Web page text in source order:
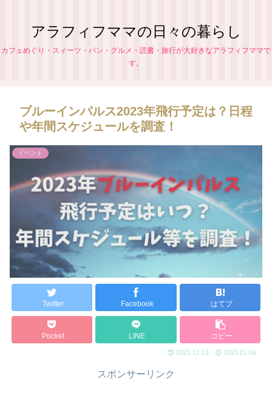
アラフィフママの日々の暮らし
カフェめぐり・スィーツ・パン・グルメ・読書・旅行が大好きなアラフィフママで
す。
ブルーインパルス2023年飛行予定は？日程
や年間スケジュールを調査！
イベント
Twitter Facebook はてブ
Pocket LINE コピー
2023.12.13 2023.01.06
スポンサーリンク